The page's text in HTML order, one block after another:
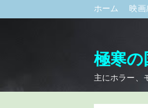
ホーム 映
極寒
主にホラー、